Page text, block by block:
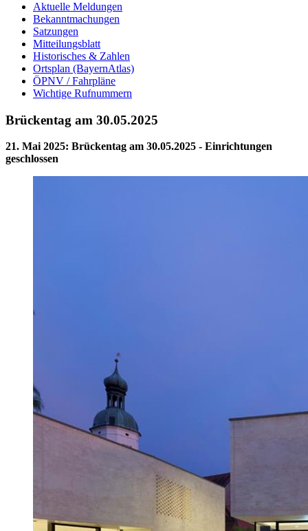
Aktuelle Meldungen
Bekanntmachungen
Satzungen
Mitteilungsblatt
Historisches & Zahlen
Ortsplan (BayernAtlas)
ÖPNV / Fahrpläne
Wichtige Rufnummern
Brückentag am 30.05.2025
21. Mai 2025: Brückentag am 30.05.2025 - Einrichtungen
geschlossen